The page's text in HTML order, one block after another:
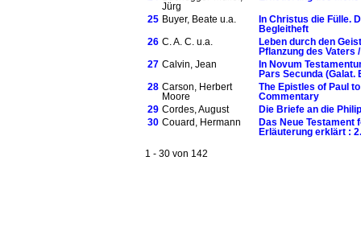
Jürg
25 Buyer, Beate u.a.
In Christus die Fülle.
Begleitheft
26 C. A. C. u.a.
Leben durch den
Pflanzung des Vaters
27 Calvin, Jean
In Novum
Pars Secunda (Galat.
28 Carson, Herbert
Moore
The Epistles of Paul
Commentary
29 Cordes, August
Die Briefe an die
30 Couard, Hermann
Das Neue Testament
Erläuterung erklärt :
1 - 30 von 142